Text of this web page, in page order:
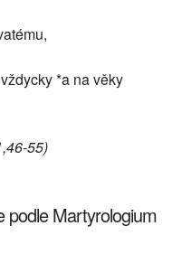
*a na věky
55)
podle Martyrologium